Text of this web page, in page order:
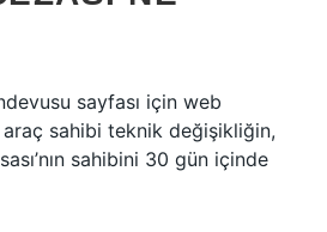
sayfası için web
sahibi teknik değişikliğin,
sahibini 30 gün içinde